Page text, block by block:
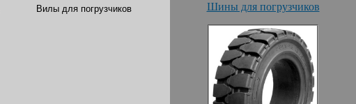
Вилы для погрузчиков Шины для погрузчиков